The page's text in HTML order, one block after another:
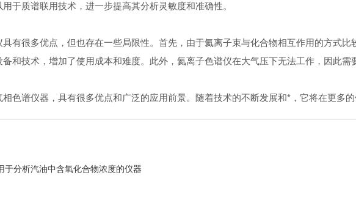
于质谱联用技术，进一步提高其分析灵敏度和准确性。
很多优点，但也存在一些局限性。首先，由于氦离子束与化合物相互作用的方式比
和技术，增加了使用成本和难度。此外，氦离子色谱仪在大气压下无法工作，因此需
谱仪器，具有很多优点和广泛的应用前景。随着技术的不断发展和*，它将在更多的
于分析汽油中含氧化合物浓度的仪器